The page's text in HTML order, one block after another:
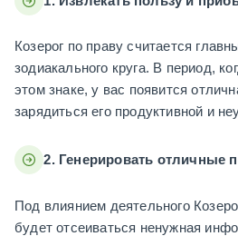
Козерог по праву считается
зодиакального круга. В период,
этом знаке, у вас появится
зарядиться его продуктивной и
2. Генерировать отличные
Под влиянием деятельного
будет отсеиваться ненужная